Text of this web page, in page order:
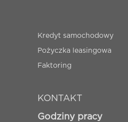
Kredyt samochodowy
Pożyczka leasingowa
Faktoring
KONTAKT
Godziny pracy